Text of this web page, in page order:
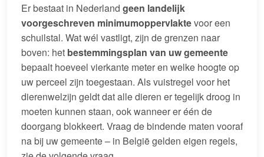
Er bestaat in Nederland geen landelijk
voorgeschreven minimumoppervlaktevoor een
schuilstal. Wat wél vastligt, zijn de grenzen naar
boven: het bestemmingsplan van uw gemeente
bepaalt hoeveel vierkante meter en welke hoogte op
uw perceel zijn toegestaan. Als vuistregel voor het
dierenwelzijn geldt dat alle dieren er tegelijk droog in
moeten kunnen staan, ook wanneer er één de
doorgang blokkeert. Vraag de bindende maten vooraf
na bij uw gemeente – in België gelden eigen regels,